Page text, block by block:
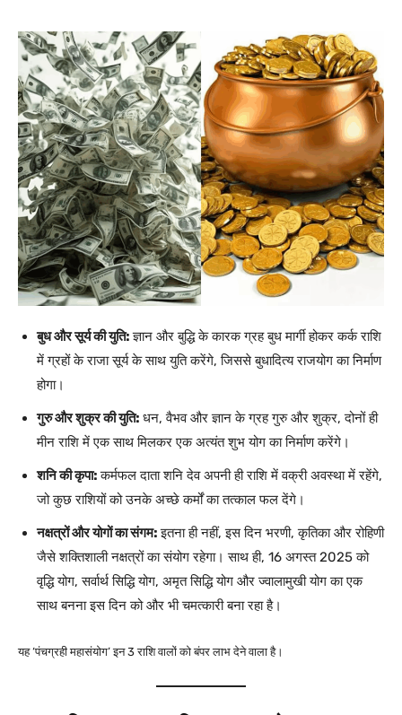
बुध और सूर्य की युति:ज्ञान और बुद्धि के कारक ग्रह बुध मार्गी होकर कर्क राशि
में ग्रहों के राजा सूर्य के साथ युति करेंगे, जिससे बुधादित्य राजयोग का निर्माण
होगा।
गुरु और शुक्र की युति: धन, वैभव और ज्ञान के ग्रह गुरु और शुक्र, दोनों ही
मीन राशि में एक साथ मिलकर एक अत्यंत शुभ योग का निर्माण करेंगे।
शनि की कृपा:कर्मफल दाता शनि देव अपनी ही राशि में वक्री अवस्था में रहेंगे,
जो कुछ राशियों को उनके अच्छे कर्मों का तत्काल फल देंगे।
नक्षत्रों और योगों का संगम:इतना ही नहीं, इस दिन भरणी, कृतिका और रोहिणी
जैसे शक्तिशाली नक्षत्रों का संयोग रहेगा। साथ ही, 16 अगस्त 2025 को
वृद्धि योग, सर्वार्थ सिद्धि योग, अमृत सिद्धि योग और ज्वालामुखी योग का एक
साथ बनना इस दिन को और भी चमत्कारी बना रहा है।
यह ‘पंचग्रही महासंयोग’ इन 3 राशि वालों को बंपर लाभ देने वाला है।